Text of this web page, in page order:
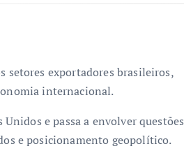
setores exportadores brasileiros,
internacional.
e passa a envolver questões
e posicionamento geopolítico.